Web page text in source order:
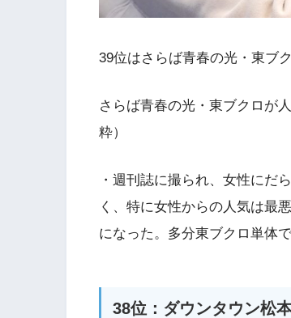
39位はさらば青春の光・東ブ
さらば青春の光・東ブクロが
粋）
・週刊誌に撮られ、女性にだ
く、特に女性からの人気は最
になった。多分東ブクロ単体
38位：ダウンタウン松